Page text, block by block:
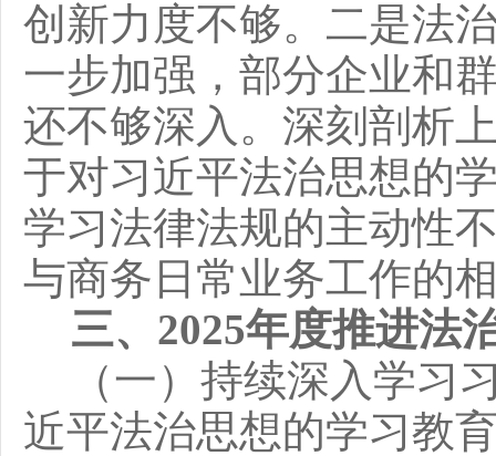
创新力度不够。二是法
一步加强，部分企业和
还不够深入。深刻剖析
于对习近平法治思想的
学习法律法规的主动性
与商务日常业务工作的
三、 2025年度推进法
（一）持续深入学习
近平法治思想的学习教